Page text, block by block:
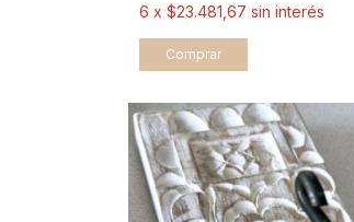
6 x $23.481,67 sin interés